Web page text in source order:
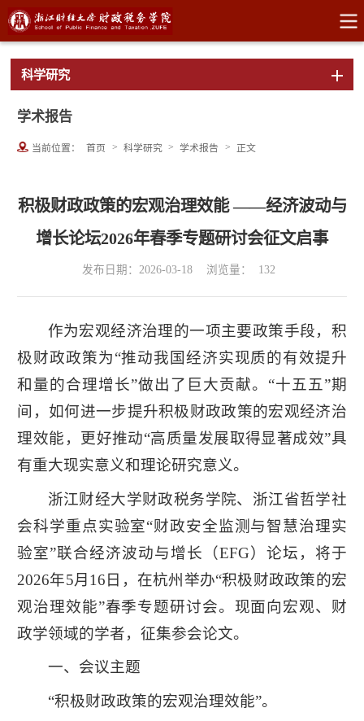
科学研究
学术报告
当前位置： 首页 > 科学研究 > 学术报告 > 正文
积极财政政策的宏观治理效能 ——经济波动与
增长论坛2026年春季专题研讨会征文启事
发布日期：2026-03-18 浏览量： 132
作为宏观经济治理的一项主要政策手段，积
极财政政策为“推动我国经济实现质的有效提升
和量的合理增长”做出了巨大贡献。“十五五”期
间，如何进一步提升积极财政政策的宏观经济治
理效能，更好推动“高质量发展取得显著成效”具
有重大现实意义和理论研究意义。
浙江财经大学财政税务学院、浙江省哲学社
会科学重点实验室“财政安全监测与智慧治理实
验室”联合经济波动与增长（EFG）论坛，将于
2026年5月16日，在杭州举办“积极财政政策的宏
观治理效能”春季专题研讨会。现面向宏观、财
政学领域的学者，征集参会论文。
一、会议主题
“积极财政政策的宏观治理效能”。